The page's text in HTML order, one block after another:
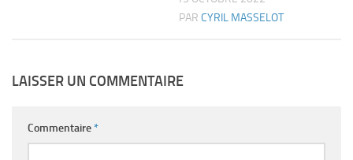
PAR CYRIL MASSELOT
LAISSER UN COMMENTAIRE
Commentaire*